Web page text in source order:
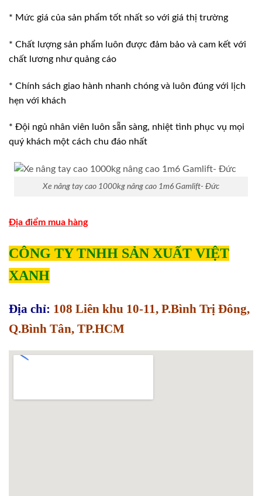
* Mức giá của sản phẩm tốt nhất so với giá thị trường
* Chất lượng sản phẩm luôn được đảm bảo và cam kết với
chất lương như quảng cáo
* Chính sách giao hành nhanh chóng và luôn đúng với lịch
hẹn với khách
* Đội ngủ nhân viên luôn sẵn sàng, nhiệt tình phục vụ mọi
quý khách một cách chu đáo nhất
Xe nâng tay cao 1000kg nâng cao 1m6 Gamlift- Đức
Địa điểm mua hàng
CÔNG TY TNHH SẢN XUẤT VIỆT
XANH
Địa chỉ: 108 Liên khu 10-11, P.Bình Trị Đông,
Q.Bình Tân, TP.HCM